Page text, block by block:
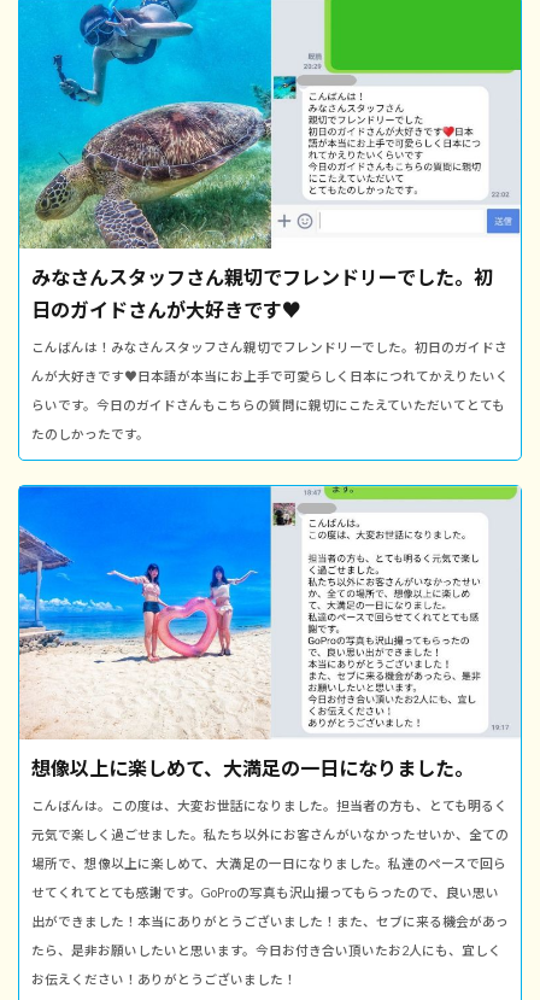
みなさんスタッフさん親切でフレンドリーでした。初
日のガイドさんが大好きです♥️
こんばんは！みなさんスタッフさん親切でフレンドリーでした。初日のガイドさ
んが大好きです♥️日本語が本当にお上手で可愛らしく日本につれてかえりたいく
らいです。今日のガイドさんもこちらの質問に親切にこたえていただいてとても
たのしかったです。
想像以上に楽しめて、大満足の一日になりました。
こんばんは。この度は、大変お世話になりました。担当者の方も、とても明るく
元気で楽しく過ごせました。私たち以外にお客さんがいなかったせいか、全ての
場所で、想像以上に楽しめて、大満足の一日になりました。私達のペースで回ら
せてくれてとても感謝です。GoProの写真も沢山撮ってもらったので、良い思い
出ができました！本当にありがとうございました！また、セブに来る機会があっ
たら、是非お願いしたいと思います。今日お付き合い頂いたお2人にも、宜しく
お伝えください！ありがとうございました！